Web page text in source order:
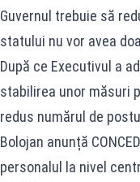
Guvernul trebuie să
statului nu vor avea
După ce Executivul a
stabilirea unor măsuri
redus numărul de
Bolojan anunță
personalul la nivel